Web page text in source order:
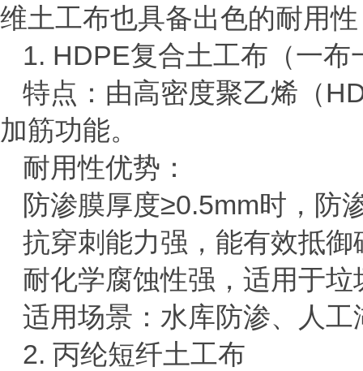
维土工布也具备出色的耐用
1. HDPE复合土工布（一布
特点 ‌：由高密度聚乙烯（
加筋功能。
耐用性优势 ‌：
防渗膜厚度≥0.5mm时，防
抗穿刺能力强，能有效抵
耐化学腐蚀性强，适用于
适用场景 ：水库防渗、人
2. ‌丙纶短纤土工布‌